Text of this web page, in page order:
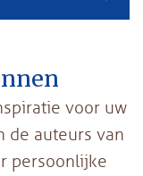
voor uw
de auteurs van
persoonlijke